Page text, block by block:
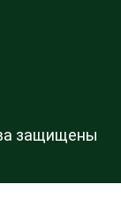
защищены